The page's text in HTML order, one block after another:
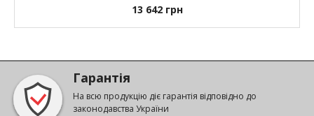
13 642 грн
Гарантія
На всю продукцію діє гарантія відповідно до
законодавства України